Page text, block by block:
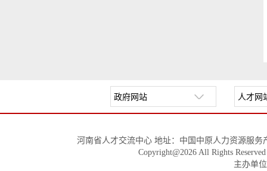
河南省人才交流中心 地址：中国中原人力资源服
Copyright@2026 All Rights
主办单